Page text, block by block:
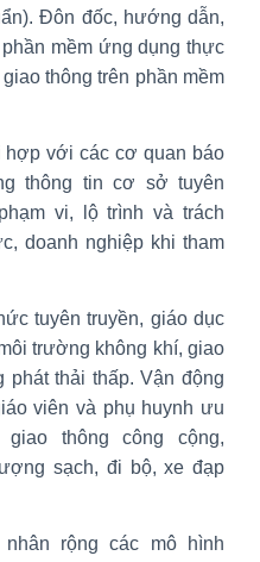
Đôn đốc, hướng dẫn,
mềm ứng dụng thực
thông trên phần mềm
hợp với các cơ quan báo
thông tin cơ sở tuyên
vi, lộ trình và trách
doanh nghiệp khi tham
tuyên truyền, giáo dục
trường không khí, giao
phát thải thấp. Vận động
viên và phụ huynh ưu
thông công cộng,
sạch, đi bộ, xe đạp
rộng các mô hình